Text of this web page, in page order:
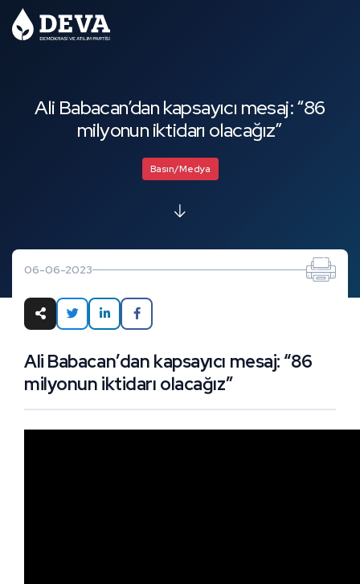
Ali Babacan’dan kapsayıcı mesaj: “86
milyonun iktidarı olacağız”
Basın/Medya
06-06-2023
Ali Babacan’dan kapsayıcı mesaj: “86
milyonun iktidarı olacağız”